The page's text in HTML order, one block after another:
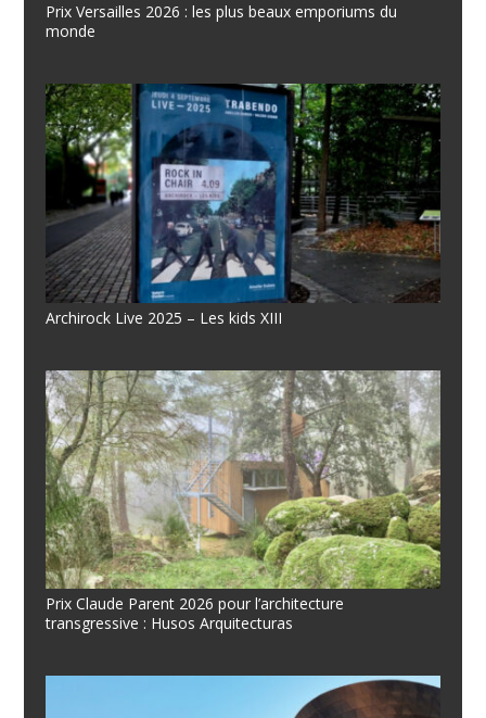
Prix Versailles 2026 : les plus beaux emporiums du
monde
Archirock Live 2025 – Les kids XIII
Prix Claude Parent 2026 pour l’architecture
transgressive : Husos Arquitecturas